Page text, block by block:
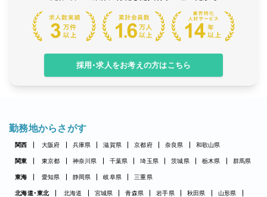
採用・求人をお考えの方はこちら
勤務地からさがす
関西 大阪府 兵庫県 滋賀県 京都府 奈良県 和歌山県
関東 東京都 神奈川県 千葉県 埼玉県 茨城県 栃木県 群馬県
東海 愛知県 静岡県 岐阜県 三重県
北海道・東北 北海道 宮城県 青森県 岩手県 秋田県
山形県